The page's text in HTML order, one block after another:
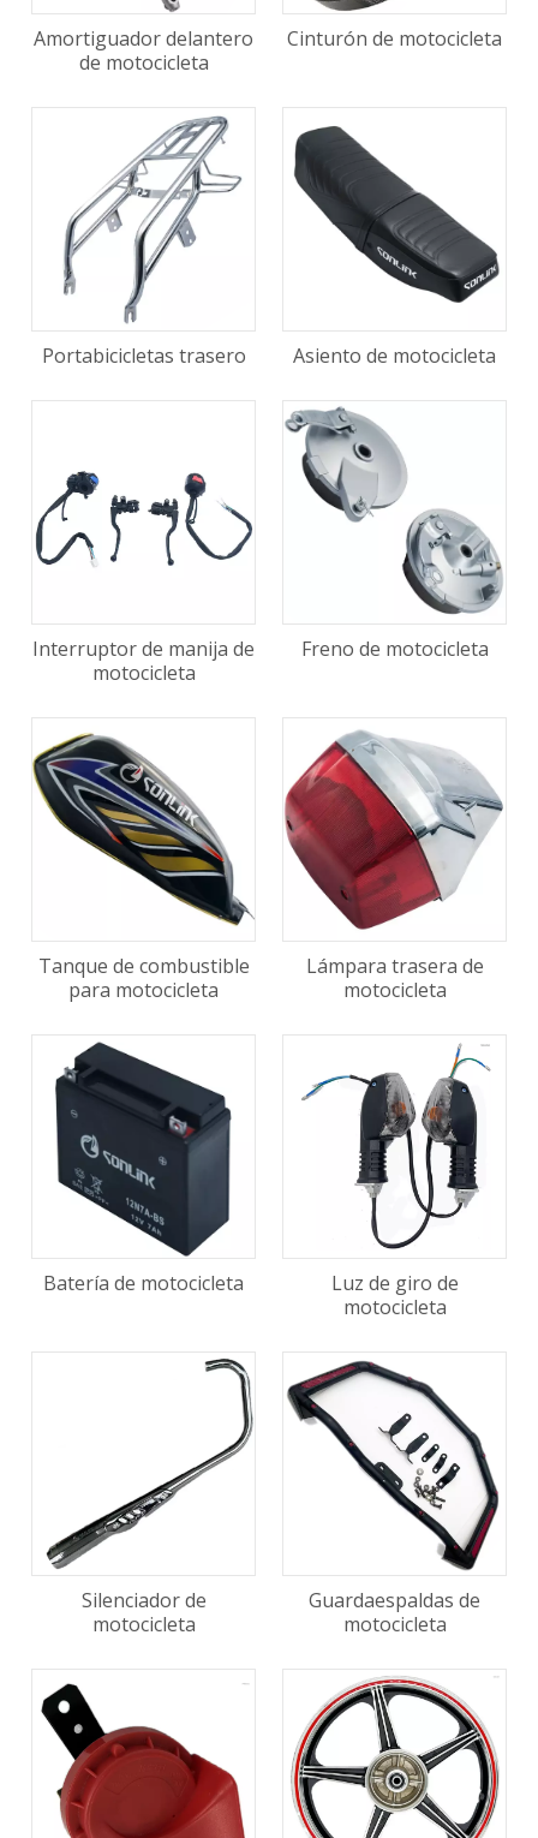
Amortiguador delantero
de motocicleta
Cinturón de motocicleta
Portabicicletas trasero Asiento de motocicleta
Interruptor de manija de
motocicleta
Freno de motocicleta
Tanque de combustible
para motocicleta
Lámpara trasera de
motocicleta
Batería de motocicleta
Luz de giro de
motocicleta
Silenciador de
motocicleta
Guardaespaldas de
motocicleta